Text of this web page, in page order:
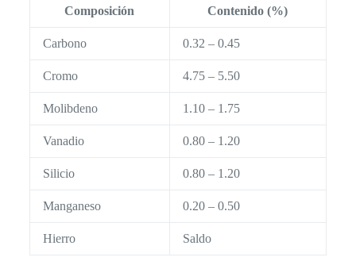
Composición Contenido (%)
Carbono 0.32 – 0.45
Cromo 4.75 – 5.50
Molibdeno 1.10 – 1.75
Vanadio 0.80 – 1.20
Silicio 0.80 – 1.20
Manganeso 0.20 – 0.50
Hierro Saldo